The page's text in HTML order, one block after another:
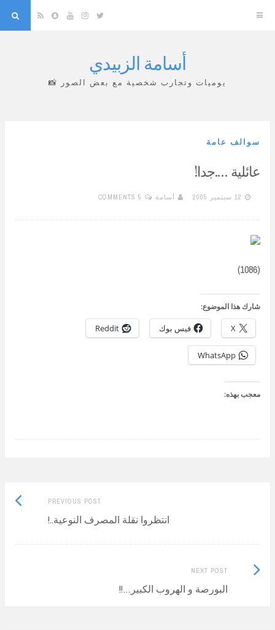
Twitter
Instagram
YouTube
Snapchat
RSS
أسامة الزبيدي
يوميات وتجارب شخصية مع بعض الصور 📸
سوالف عامة
عائلية ….جدا!
12 سبتمبر 2005 أسامة 5 COMMENTS
(1086)
شارك هذا الموضوع:
X فيس بوك Reddit
WhatsApp
معجب بهذه:
PREVIOUS POST
Previous
post:انتظروا نقلة المصرف النوعية..!
NEXT POST
البورصة و الهروب الكبير…!!
Next
Post: